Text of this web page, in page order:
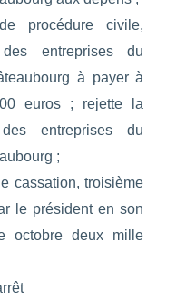
procédure civile,
entreprises du
à payer à
euros ; rejette la
entreprises du
;
cassation, troisième
le président en son
octobre deux mille